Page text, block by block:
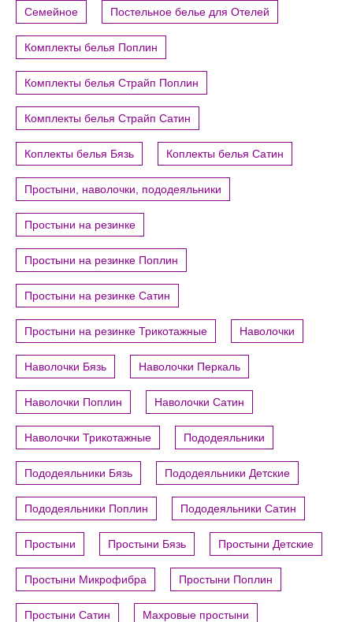
Семейное Постельное белье для Отелей
Комплекты белья Поплин
Комплекты белья Страйп Поплин
Комплекты белья Страйп Сатин
Коплекты белья Бязь Коплекты белья Сатин
Простыни, наволочки, пододеяльники
Простыни на резинке
Простыни на резинке Поплин
Простыни на резинке Сатин
Простыни на резинке Трикотажные Наволочки
Наволочки Бязь Наволочки Перкаль
Наволочки Поплин Наволочки Сатин
Наволочки Трикотажные Пододеяльники
Пододеяльники Бязь Пододеяльники Детские
Пододеяльники Поплин Пододеяльники Сатин
Простыни Простыни Бязь Простыни Детские
Простыни Микрофибра Простыни Поплин
Простыни Сатин Махровые простыни